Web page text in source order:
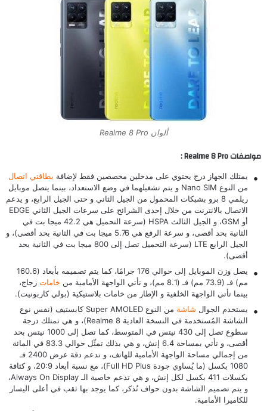
ألوان Realme 8 Pro
مواصفات Realme 8 Pro :
يمتلك الجهاز درج يحتوي على مدخلين مخصصين فقط لإضافة بطاقتي اتصال
من النوع Nano SIM و يتم تشغيلهما في وضع الاستعداد، بينما يتصل موبايل
ريلمي 8 برو بشبكات المحمول من الجيل الثاني و حتى الجيل الرابع، و يدعم
الاتصال بالانترنت من خلال إحدى الشرائح على سرعات الجيل الثاني EDGE
أو GSM، و الجيل الثالث HSPA (سرعة التحميل هي 42.2 ميجا بت في
الثانية بحد أقصى، و سرعة الرفع هي 5.76 ميجا بت في الثانية بحد أقصى)، و
الجيل الرابع LTE (سرعة التحميل تصل إلى 800 ميجا بت في الثانية بحد
أقصى).
يصل وزن الموبايل إلى حوالي 176 جرامًا، كما يتم تصميمه بأبعاد (160.6
مم) فـ (73.9 مم) فـ (8.1 مم)، و تأتي الواجهة الأمامية من
خامات زجاج،
بينما تأتي الواجهة الخلفية و الإطار من خامات بلاستيكية (بولي كاربونيت).
يستخدم الجوال شاشة
من النوع Super AMOLED كابستيف (نفس نوع
الشاشة المُستخدمة في النسخة العادية Realme 8)، و هي تمتلك درجة
سطوع تصل إلى 430 نيتس في المتوسط، كما تصل إلى 1000 نيتس بحد
أقصى، و تأتي بمساحة 6.4 إنش، و هي بذلك تمثّل حوالي 83.3 في المائة
من إجمالي مساحة الواجهة الأمامية للهاتف، و تدعم دقة عرض 2400 فـ
1080 بكسل (ما يُساوي جودة Full HD Plus)، مع نسبة أبعاد 20:9، و كثافة
بكسلات 411 بكسل لكل إنش، و هي تدعم خاصية الـ Always On Display،
و يتم تصميم الشاشة بدون حواف تُذكر، كما يوجد بها ثقب في أعلى اليسار
للكاميرا الأمامية.